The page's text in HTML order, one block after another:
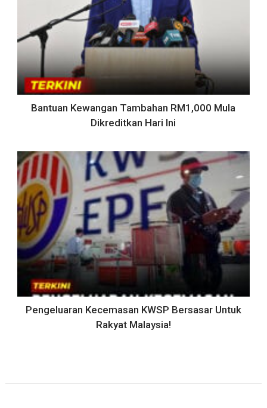
Bantuan Kewangan Tambahan RM1,000 Mula
Dikreditkan Hari Ini
Pengeluaran Kecemasan KWSP Bersasar Untuk
Rakyat Malaysia!